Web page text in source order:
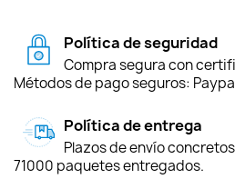
Política de seguridad
Compra segura con
Métodos de pago seguros:
Política de entrega
Plazos de envío
71000 paquetes entregados.